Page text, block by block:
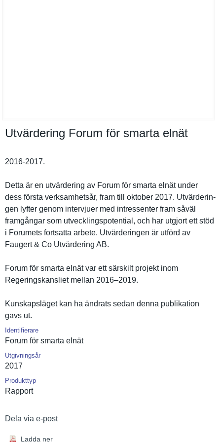
Utvärdering Forum för smarta elnät
2016-2017.
Detta är en utvärderin­g av Forum för smarta elnät under
dess första verksamhet­sår, fram till oktober 2017. Utvärderin­
gen lyfter genom intervjuer med intressent­er fram såväl
framgångar som utveckling­spotential, och har utgjort ett stöd
i Forumets fortsatta arbete. Utvärderin­gen är utförd av
Faugert & Co Utvärderin­g AB.
Forum för smarta elnät var ett särskilt projekt inom
Regeringsk­ansliet mellan 2016–2019.
Kunskapslä­get kan ha ändrats sedan denna publikatio­n
gavs ut.
Identifierare
Forum för smarta elnät
Utgivningsår
2017
Produkttyp
Rapport
Dela via e-post
Ladda ner